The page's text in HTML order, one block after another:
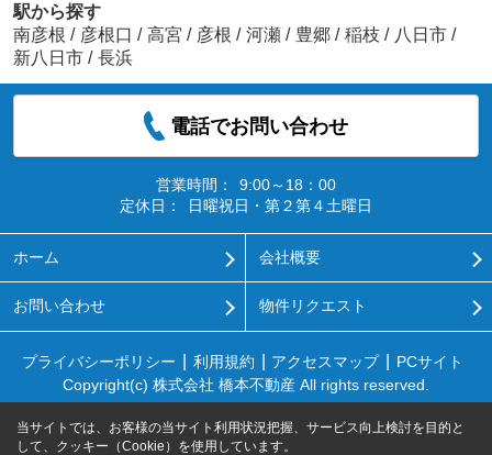
駅から探す
南彦根 / 彦根口 / 高宮 / 彦根 / 河瀬 / 豊郷 / 稲枝 / 八日市 /
新八日市 / 長浜
電話でお問い合わせ
営業時間：
9:00～18：00
定休日：
日曜祝日・第２第４土曜日
ホーム 会社概要
お問い合わせ 物件リクエスト
プライバシーポリシー 利用規約 アクセスマップ
PCサイト
Copyright(c) 株式会社 橋本不動産 All rights reserved.
当サイトでは、お客様の当サイト利用状況把握、サービス向上検討を目的と
して、クッキー（Cookie）を使用しています。